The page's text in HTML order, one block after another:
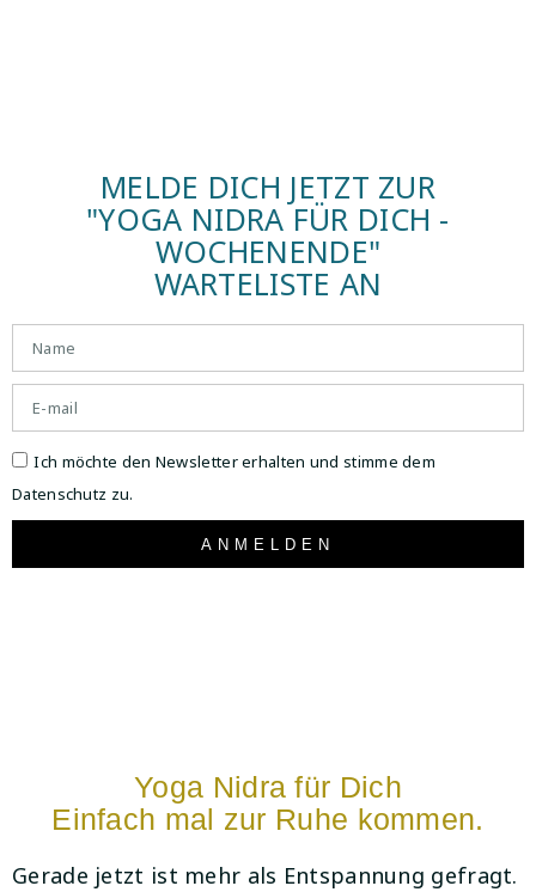
MELDE DICH JETZT ZUR
"YOGA NIDRA FÜR DICH -
WOCHENENDE"
WARTELISTE AN
Ich möchte den Newsletter erhalten und stimme dem
Datenschutz zu.
ANMELDEN
Yoga Nidra für Dich
Einfach mal zur Ruhe kommen.
Gerade jetzt ist mehr als Entspannung gefragt.